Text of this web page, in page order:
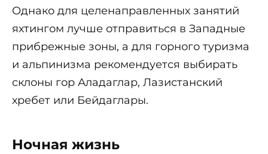
Однако для целенаправленных занятий
яхтингом лучше отправиться в Западные
прибрежные зоны, а для горного туризма
и альпинизма рекомендуется выбирать
склоны гор Аладаглар, Лазистанский
хребет или Бейдаглары.
Ночная жизнь